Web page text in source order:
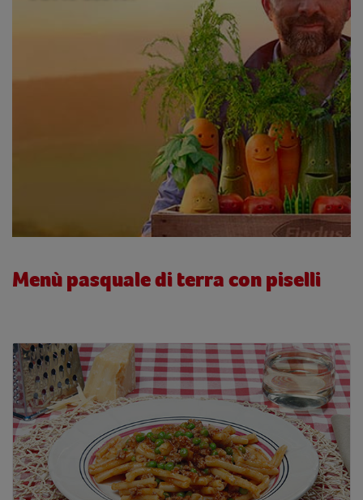
Menù pasquale di terra con piselli